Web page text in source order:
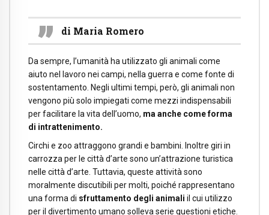
di Maria Romero
Da sempre, l’umanità ha utilizzato gli animali come
aiuto nel lavoro nei campi, nella guerra e come fonte di
sostentamento. Negli ultimi tempi, però, gli animali non
vengono più solo impiegati come mezzi indispensabili
per facilitare la vita dell’uomo, ma anche come forma
di intrattenimento.
Circhi e zoo attraggono grandi e bambini. Inoltre giri in
carrozza per le città d’arte sono un’attrazione turistica
nelle città d’arte. Tuttavia, queste attività sono
moralmente discutibili per molti, poiché rappresentano
una forma di sfruttamento degli animali il cui utilizzo
per il divertimento umano solleva serie questioni etiche.